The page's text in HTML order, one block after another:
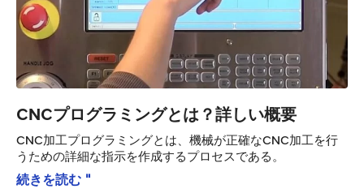
CNCプログラミングとは？詳しい概要
CNC加工プログラミングとは、機械が正確なCNC加工を行
うための詳細な指示を作成するプロセスである。
続きを読む "